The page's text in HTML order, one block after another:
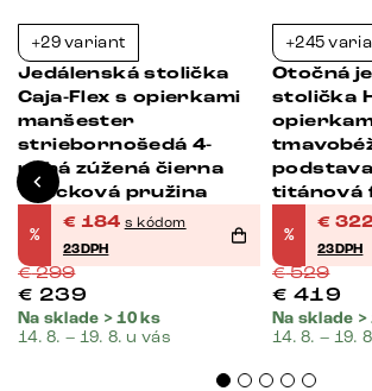
+29 variant
Jedálenská stolička
Caja-Flex s opierkami
manšester
striebornošedá 4-
nohá zúžená čierna
vrecková pružina
%
€ 184 s kódom
23DPH
€299
€ 239
Na sklade > 10 ks
14. 8. – 19. 8. u vás
+245
Otočná
stolička
titánová
otočná
pružina
%
€
23DPH
€529
€ 419
Na sklade >
14. 8. – 19.